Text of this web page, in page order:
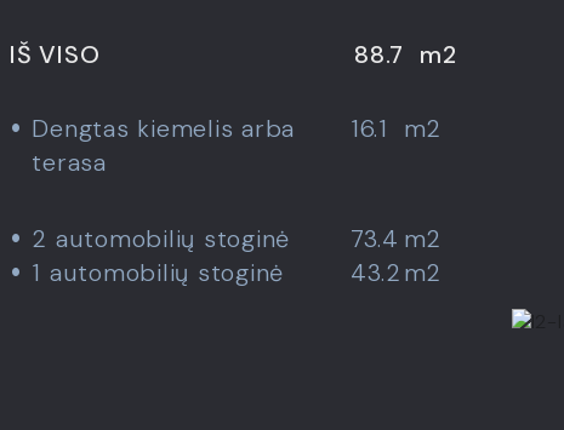
IŠ VISO 88.7 m2
Dengtas kiemelis arba
terasa
16.1 m2
2 automobilių stoginė 73.4 m2
1 automobilių stoginė
43.2m2